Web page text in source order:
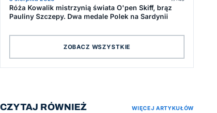
Róża Kowalik mistrzynią świata O'pen Skiff, brąz
Pauliny Szczepy. Dwa medale Polek na Sardynii
ZOBACZ WSZYSTKIE
CZYTAJ RÓWNIEŻ WIĘCEJ ARTYKUŁÓW